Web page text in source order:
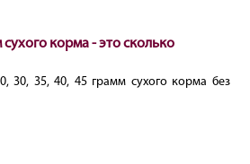
сухого корма - это сколько
30, 35, 40, 45 грамм сухого корма без